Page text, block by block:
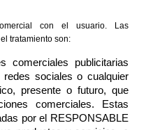
con el usuario. Las
tratamiento son:
comerciales publicitarias
sociales o cualquier
presente o futuro, que
comerciales. Estas
por el RESPONSABLE